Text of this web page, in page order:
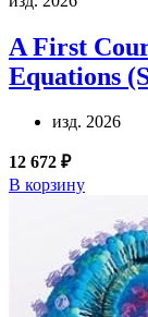
A First
Equations
изд. 2026
12 672 ₽
В корзину